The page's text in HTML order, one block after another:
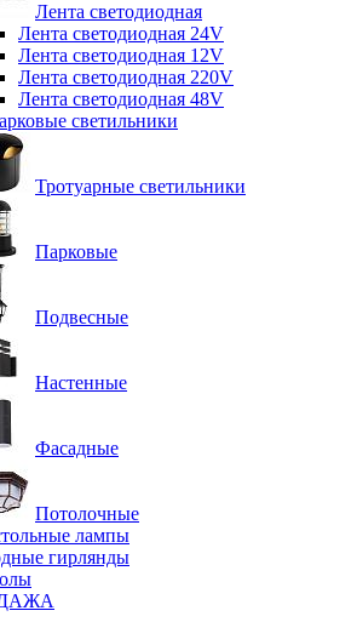
Лента светодиодная
Лента светодиодная 24V
Лента светодиодная 12V
Лента светодиодная 220V
Лента светодиодная 48V
светильники
Тротуарные светильники
Парковые
Подвесные
Настенные
Фасадные
Потолочные
лампы
гирлянды